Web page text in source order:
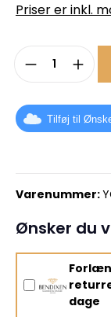
Priser er inkl.
Tilføj til
Varenummer:
Ønsker du
dage